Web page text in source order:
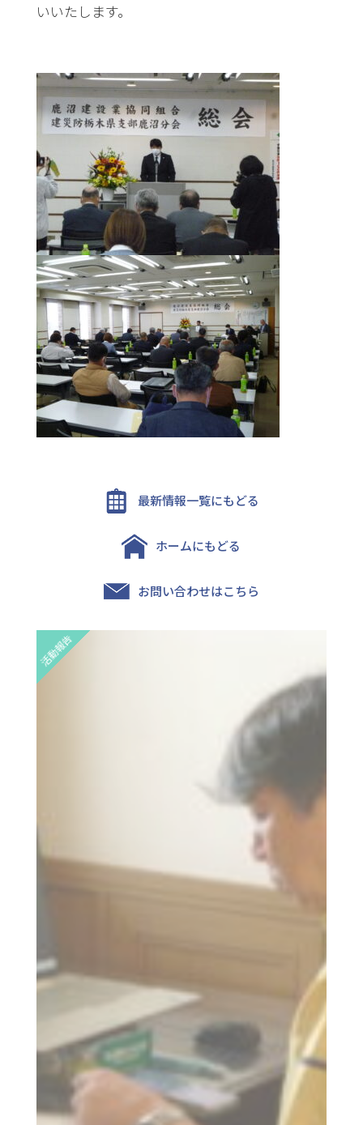
いいたします。
最新情報一覧にもどる
ホームにもどる
お問い合わせはこちら
活動報告